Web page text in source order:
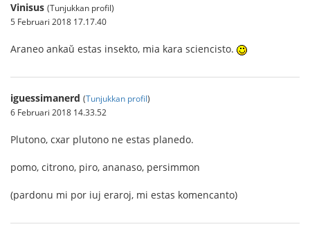
Vinisus (Tunjukkan profil)
5 Februari 2018 17.17.40
Araneo ankaŭ estas insekto, mia kara sciencisto.
iguessimanerd (Tunjukkan profil)
6 Februari 2018 14.33.52
Plutono, cxar plutono ne estas planedo.
pomo, citrono, piro, ananaso, persimmon
(pardonu mi por iuj eraroj, mi estas komencanto)